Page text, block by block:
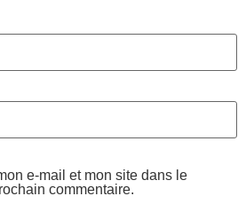
e-mail et mon site dans le
commentaire.